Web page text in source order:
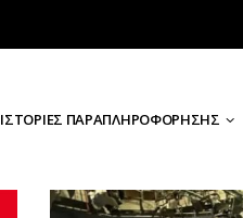
ΙΣΤΟΡΙΕΣ ΠΑΡΑΠΛΗΡΟΦΟΡΗΣΗΣ